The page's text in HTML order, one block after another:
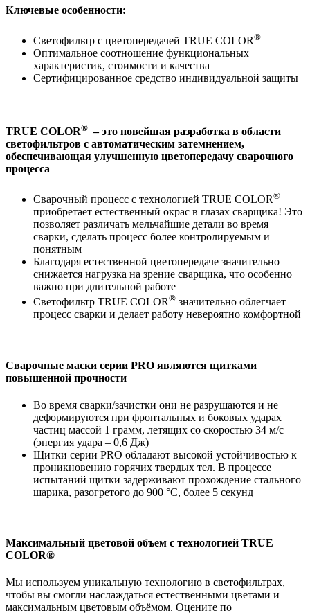
Ключевые особенности:
Светофильтр с цветопередачей TRUE COLOR®
Оптимальное соотношение функциональных
характеристик, стоимости и качества
Сертифицированное средство индивидуальной защиты
TRUE COLOR® – это новейшая разработка в области
светофильтров с автоматическим затемнением,
обеспечивающая улучшенную цветопередачу сварочного
процесса
Сварочный процесс с технологией TRUE COLOR®
приобретает естественный окрас в глазах сварщика! Это
позволяет различать мельчайшие детали во время
сварки, сделать процесс более контролируемым и
понятным
Благодаря естественной цветопередаче значительно
снижается нагрузка на зрение сварщика, что особенно
важно при длительной работе
Светофильтр TRUE COLOR® значительно облегчает
процесс сварки и делает работу невероятно комфортной
Сварочные маски серии PRO являются щитками
повышенной прочности
Во время сварки/зачистки они не разрушаются и не
деформируются при фронтальных и боковых ударах
частиц массой 1 грамм, летящих со скоростью 34 м/с
(энергия удара – 0,6 Дж)
Щитки серии PRO обладают высокой устойчивостью к
проникновению горячих твердых тел. В процессе
испытаний щитки задерживают прохождение стального
шарика, разогретого до 900 °С, более 5 секунд
Максимальный цветовой объем с технологией TRUE
COLOR®
Мы используем уникальную технологию в светофильтрах,
чтобы вы смогли наслаждаться естественными цветами и
максимальным цветовым объёмом. Оцените по